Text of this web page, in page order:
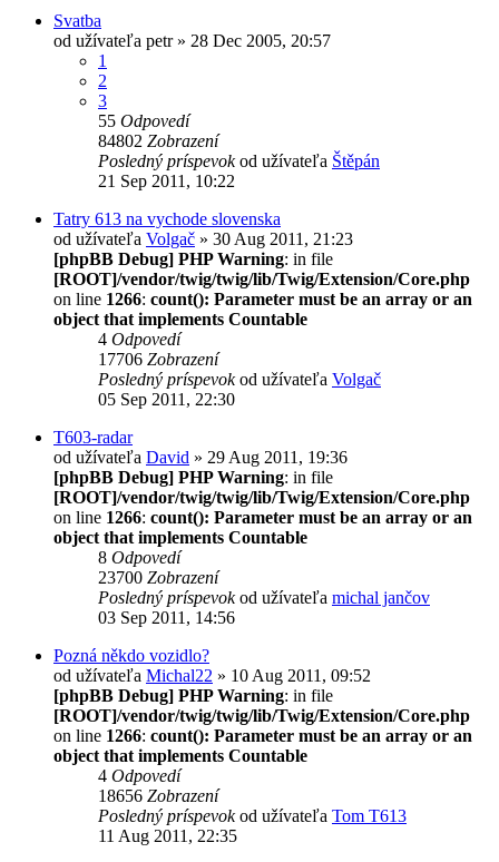
Svatba
od užívateľa petr» 28 Dec 2005, 20:57
1
2
3
55 Odpovedí
84802 Zobrazení
Posledný príspevokod užívateľa Štěpán
21 Sep 2011, 10:22
Tatry 613 na vychode slovenska
od užívateľa Volgač » 30 Aug 2011, 21:23
[phpBB Debug] PHP Warning: in file
[ROOT]/vendor/twig/twig/lib/Twig/Extension/Core.php
on line 1266: count(): Parameter must be an array or an
object that implements Countable
4 Odpovedí
17706 Zobrazení
Posledný príspevokod užívateľa Volgač
05 Sep 2011, 22:30
T603-radar
od užívateľa David » 29 Aug 2011, 19:36
[phpBB Debug] PHP Warning: in file
[ROOT]/vendor/twig/twig/lib/Twig/Extension/Core.php
on line 1266: count(): Parameter must be an array or an
object that implements Countable
8 Odpovedí
23700 Zobrazení
Posledný príspevokod užívateľa michal jančov
03 Sep 2011, 14:56
Pozná někdo vozidlo?
od užívateľa Michal22 » 10 Aug 2011, 09:52
[phpBB Debug] PHP Warning: in file
[ROOT]/vendor/twig/twig/lib/Twig/Extension/Core.php
on line 1266: count(): Parameter must be an array or an
object that implements Countable
4 Odpovedí
18656 Zobrazení
Posledný príspevokod užívateľa Tom T613
11 Aug 2011, 22:35